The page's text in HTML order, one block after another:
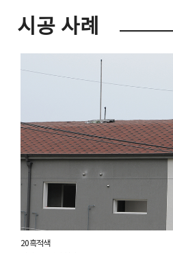
시공 사례
20 흑적색